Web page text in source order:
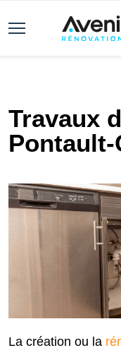
Travaux
Pontault-
La création ou la